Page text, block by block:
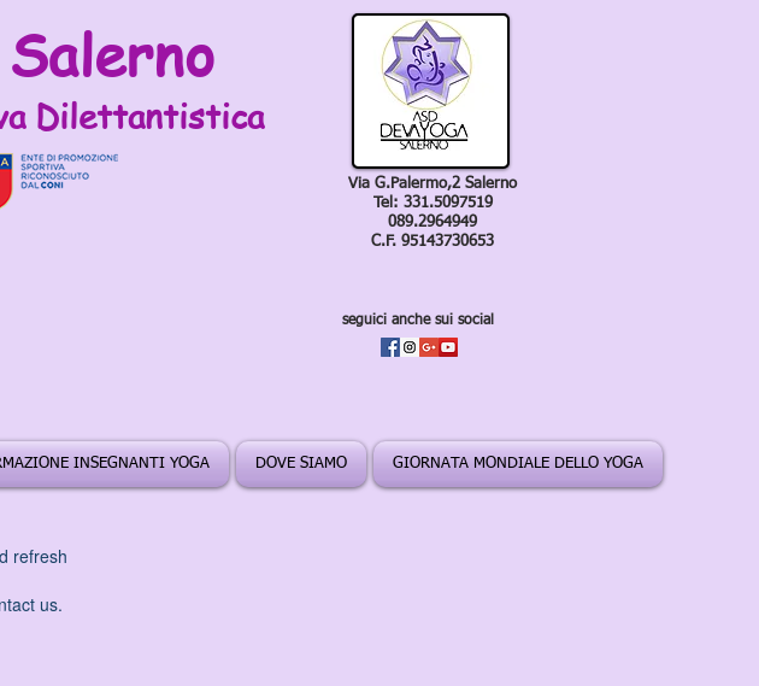
Dilettantistica
Via G.Palermo,2 Salerno
Tel: 331.5097519
089.2964949
C.F. 95143730653
seguici anche sui social
INSEGNANTI YOGA DOVE SIAMO GIORNATA MONDIALE DELLO YOGA
refresh
us.